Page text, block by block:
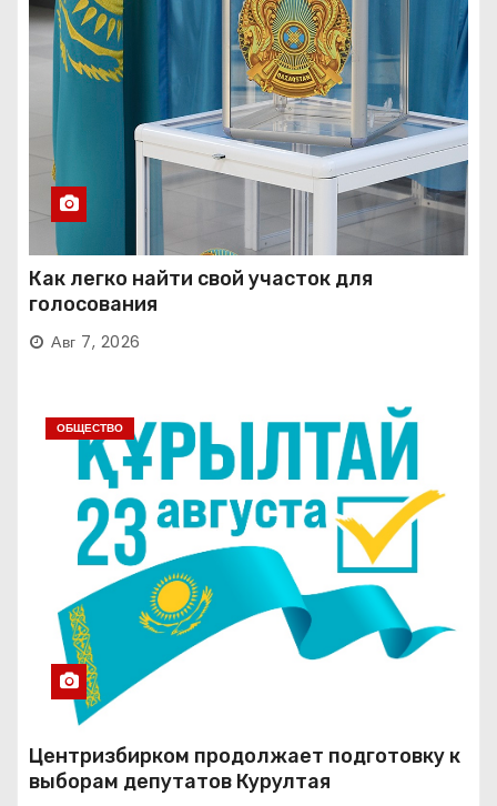
Как легко найти свой участок для
голосования
Авг 7, 2026
ОБЩЕСТВО
Центризбирком продолжает подготовку к
выборам депутатов Курултая